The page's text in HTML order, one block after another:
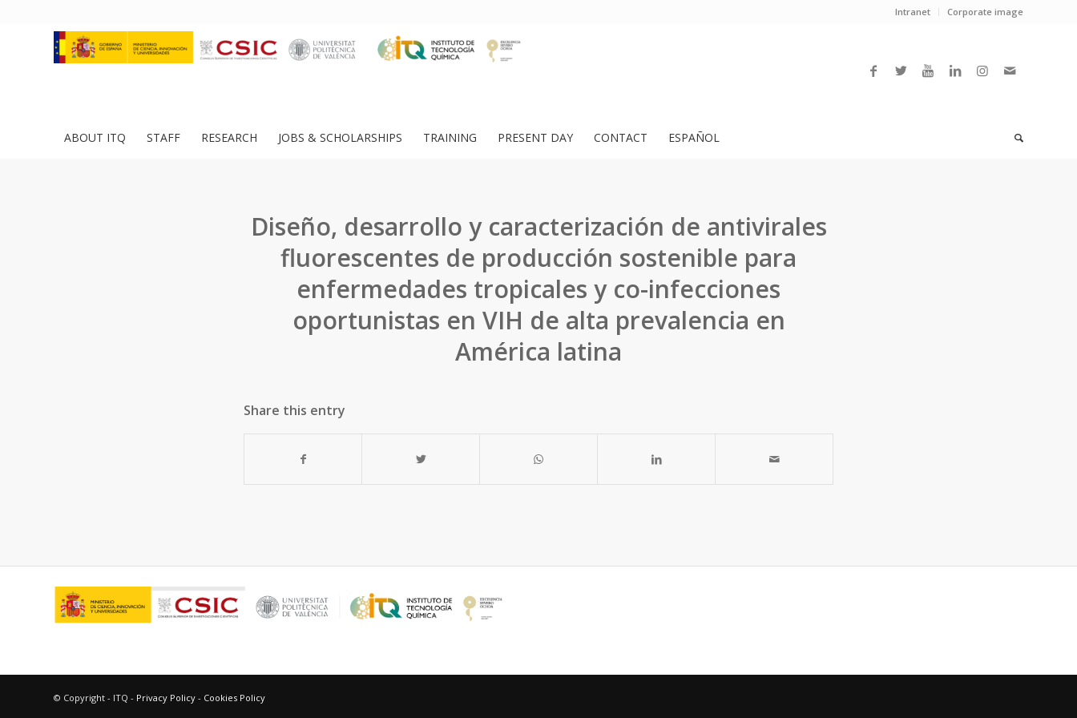
Intranet Corporate image
ABOUT ITQ STAFF RESEARCH JOBS & SCHOLARSHIPS TRAINING PRESENT DAY CONTACT ESPAÑOL
Diseño, desarrollo y caracterización de antivirales
fluorescentes de producción sostenible para
enfermedades tropicales y co-infecciones
oportunistas en VIH de alta prevalencia en
América latina
Share this entry
© Copyright - ITQ - Privacy Policy - Cookies Policy